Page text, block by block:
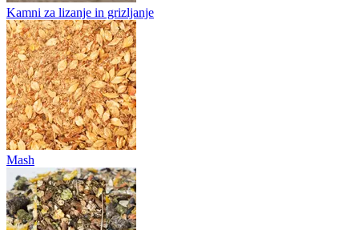
Kamni za lizanje in grizljanje
Mash